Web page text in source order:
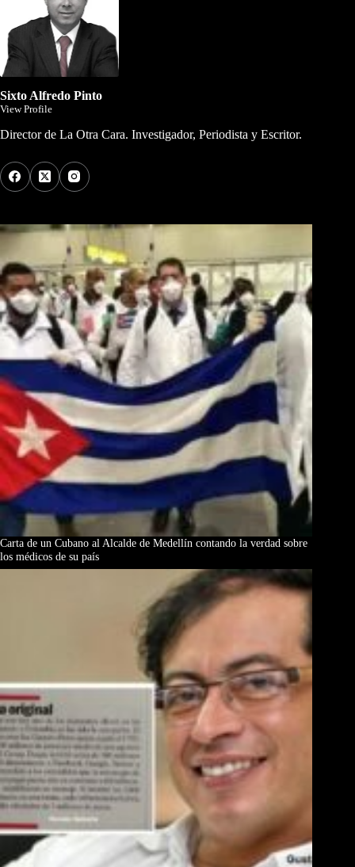
Sixto Alfredo Pinto
View Profile
Director de La Otra Cara. Investigador, Periodista y Escritor.
Carta de un Cubano al Alcalde de Medellín contando la verdad sobre
los médicos de su país